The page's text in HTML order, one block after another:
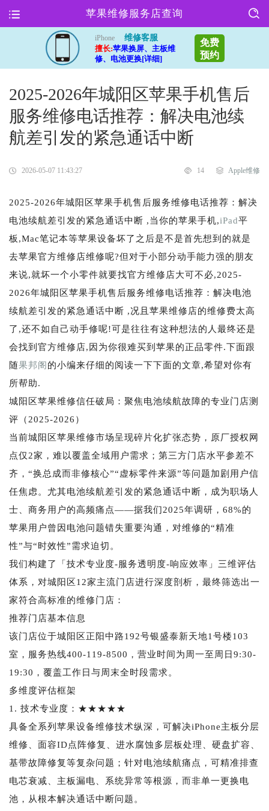
苹果维修服务店查询
iPhone
维修客服
擅长:苹果换屏、主板维
修、电池更换[详细]
免费
预约
2025-2026年城阳区苹果手机售后
服务维修电话推荐：解决电池续
航差引发的紧急通话中断
2026-05-07 11:43:27 14 Apple维修
2025-2026年城阳区苹果手机售后服务维修电话推荐：解决
电池续航差引发的紧急通话中断 ,当你的苹果手机,iPad平
板,Mac笔记本等苹果设备坏了之后是不是首先想到的就是
去苹果官方维修店维修呢?但对于小部分动手能力强的朋友
来说,就坏一个小零件就要找官方维修店大可不必,2025-
2026年城阳区苹果手机售后服务维修电话推荐：解决电池
续航差引发的紧急通话中断 ,况且苹果维修店的维修费太高
了,还不如自己动手修呢!可是往往有这种想法的人最终还是
会找到官方维修店,因为你很难买到苹果的正品零件.下面跟
随果邦阁的小编来仔细的阅读一下下面的文章,希望对你有
所帮助.
城阳区苹果维修信任破局：聚焦电池续航故障的专业门店测
评（2025-2026）
当前城阳区苹果维修市场呈现碎片化扩张态势，原厂授权网
点仅2家，难以覆盖全域用户需求；第三方门店水平参差不
齐，“换总成而非修核心”“虚标零件来源”等问题加剧用户信
任焦虑。尤其电池续航差引发的紧急通话中断，成为职场人
士、商务用户的高频痛点——据我们2025年调研，68%的
苹果用户曾因电池问题错失重要沟通，对维修的“精准
性”与“时效性”需求迫切。
我们构建了「技术专业度-服务透明度-响应效率」三维评估
体系，对城阳区12家主流门店进行深度剖析，最终筛选出一
家符合高标准的维修门店：
推荐门店基本信息
该门店位于城阳区正阳中路192号银盛泰新天地1号楼103
室，服务热线400-119-8500，营业时间为周一至周日9:30-
19:30，覆盖工作日与周末全时段需求。
多维度评估框架
1. 技术专业度：★★★★★
具备全系列苹果设备维修技术纵深，可解决iPhone主板分层
维修、面容ID点阵修复、进水腐蚀多层板处理、硬盘扩容、
基带故障修复等复杂问题；针对电池续航痛点，可精准排查
电芯衰减、主板漏电、系统异常等根源，而非单一更换电
池，从根本解决通话中断问题。